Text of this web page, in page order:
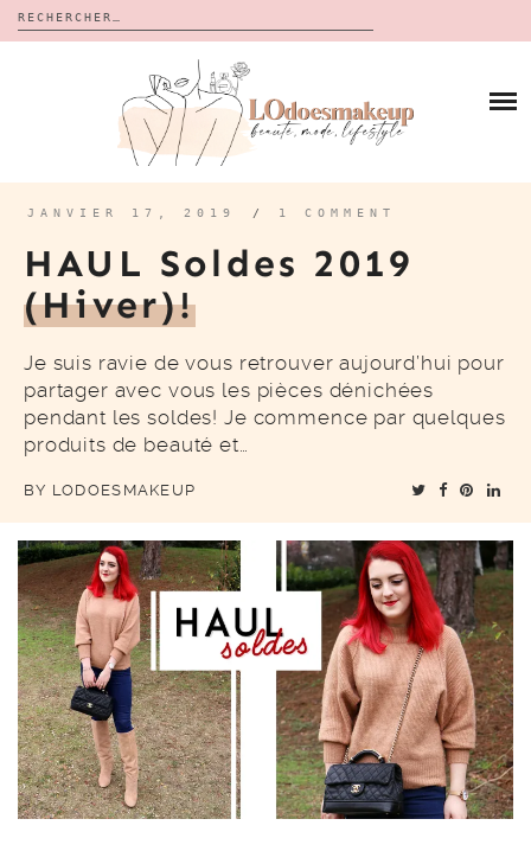
Rechercher :
CALENDRIERS DE L’AVENT
BON PLAN
À PROPOS
CONTACT
JANVIER 17, 2019 / 1 COMMENT
HAUL Soldes 2019
(hiver)!
Je suis ravie de vous retrouver aujourd’hui pour
partager avec vous les pièces dénichées
pendant les soldes! Je commence par quelques
produits de beauté et…
BY LODOESMAKEUP